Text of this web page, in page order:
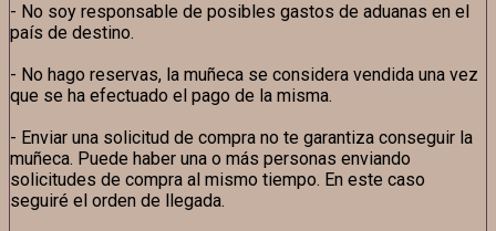
- No soy responsable de posibles gastos de aduanas en el
país de destino.
- No hago reservas, la muñeca se considera vendida una vez
que se ha efectuado el pago de la misma.
- Enviar una solicitud de compra no te garantiza conseguir la
muñeca. Puede haber una o más personas enviando
solicitudes de compra al mismo tiempo. En este caso
seguiré el orden de llegada.